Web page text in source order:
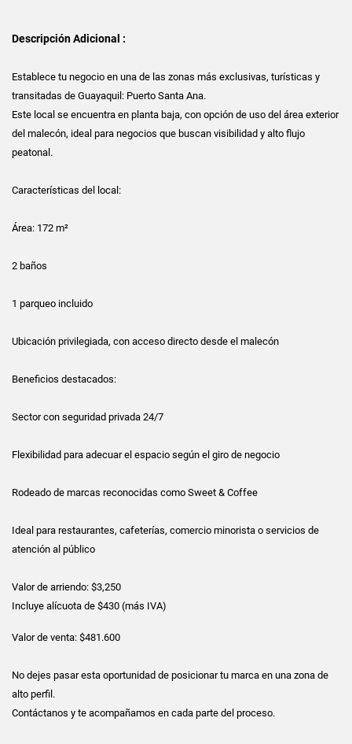
Descripción Adicional :
Establece tu negocio en una de las zonas más exclusivas, turísticas y
transitadas de Guayaquil: Puerto Santa Ana.
Este local se encuentra en planta baja, con opción de uso del área exterior
del malecón, ideal para negocios que buscan visibilidad y alto flujo
peatonal.
Características del local:
Área: 172 m²
2 baños
1 parqueo incluido
Ubicación privilegiada, con acceso directo desde el malecón
Beneficios destacados:
Sector con seguridad privada 24/7
Flexibilidad para adecuar el espacio según el giro de negocio
Rodeado de marcas reconocidas como Sweet & Coffee
Ideal para restaurantes, cafeterías, comercio minorista o servicios de
atención al público
Valor de arriendo: $3,250
Incluye alícuota de $430 (más IVA)
Valor de venta: $481.600
No dejes pasar esta oportunidad de posicionar tu marca en una zona de
alto perfil.
Contáctanos y te acompañamos en cada parte del proceso.